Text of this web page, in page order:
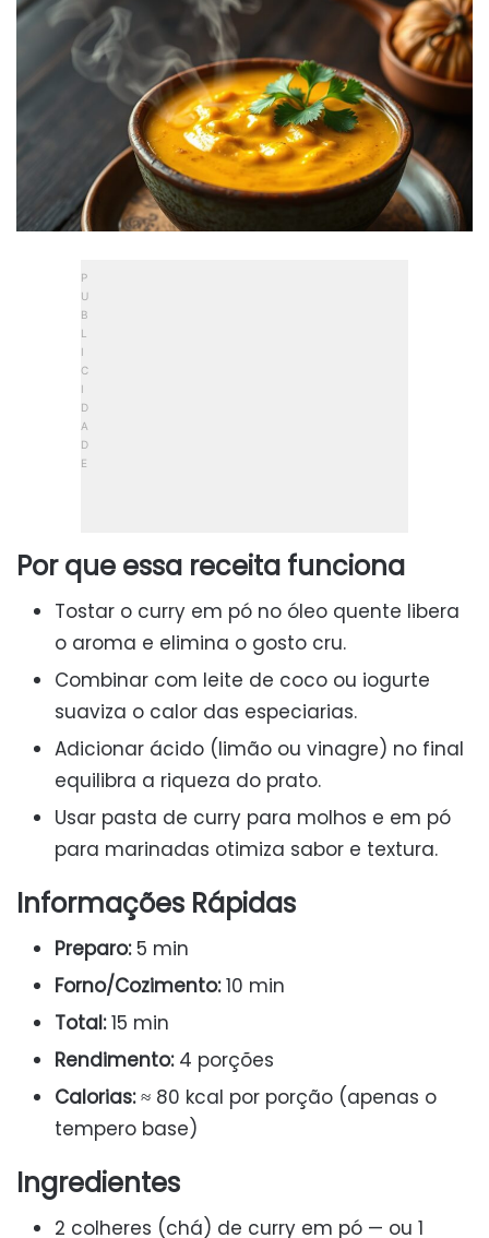
Por que essa receita funciona
Tostar o curry em pó no óleo quente libera
o aroma e elimina o gosto cru.
Combinar com leite de coco ou iogurte
suaviza o calor das especiarias.
Adicionar ácido (limão ou vinagre) no final
equilibra a riqueza do prato.
Usar pasta de curry para molhos e em pó
para marinadas otimiza sabor e textura.
Informações Rápidas
Preparo:5 min
Forno/Cozimento:10 min
Total:15 min
Rendimento:4 porções
Calorias:≈ 80 kcal por porção (apenas o
tempero base)
Ingredientes
2 colheres (chá) de curry em pó — ou 1